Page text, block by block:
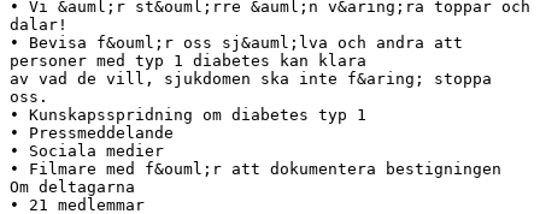
• Vi &auml;r st&ouml;rre &auml;n v&aring;ra toppar och
dalar!
• Bevisa f&ouml;r oss sj&auml;lva och andra att
personer med typ 1 diabetes kan klara
av vad de vill, sjukdomen ska inte f&aring; stoppa
oss.
• Kunskapsspridning om diabetes typ 1
• Pressmeddelande
• Sociala medier
• Filmare med f&ouml;r att dokumentera bestigningen
Om deltagarna
• 21 medlemmar